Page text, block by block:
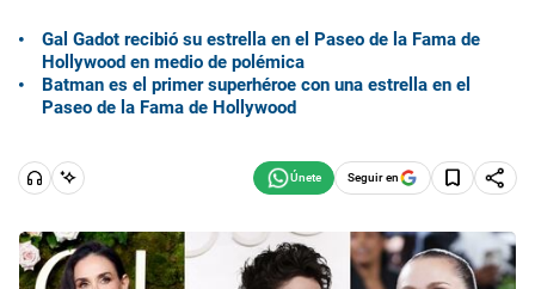
Gal Gadot recibió su estrella en el Paseo de la Fama de
Hollywood en medio de polémica
Batman es el primer superhéroe con una estrella en el
Paseo de la Fama de Hollywood
Seguir en